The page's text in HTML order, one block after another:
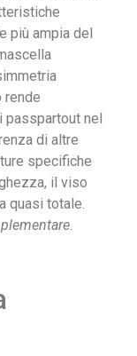
più ampia del
rende
passpartout nel
di altre
specifiche
il viso
quasi totale.